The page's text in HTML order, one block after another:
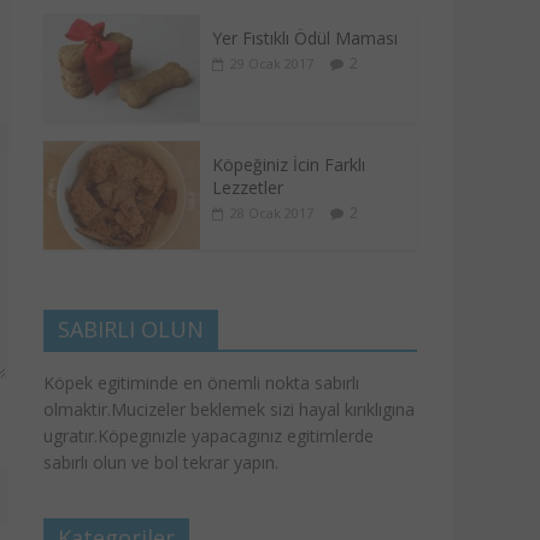
Yer Fıstıklı Ödül Maması
Köpeğiniz İcin Farklı
Lezzetler
SABIRLI OLUN
Köpek egitiminde en önemli nokta sabırlı
olmaktir.Mucizeler beklemek sizi hayal kırıklıgına
ugratır.Köpegınızle yapacagınız egitimlerde
sabırlı olun ve bol tekrar yapın.